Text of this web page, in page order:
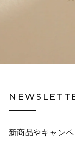
新商品やキャン